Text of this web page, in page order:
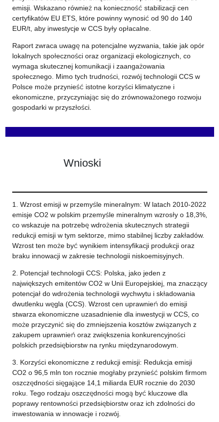
emisji. Wskazano również na konieczność stabilizacji cen
certyfikatów EU ETS, które powinny wynosić od 90 do 140
EUR/t, aby inwestycje w CCS były opłacalne.
Raport zwraca uwagę na potencjalne wyzwania, takie jak opór
lokalnych społeczności oraz organizacji ekologicznych, co
wymaga skutecznej komunikacji i zaangażowania
społecznego. Mimo tych trudności, rozwój technologii CCS w
Polsce może przynieść istotne korzyści klimatyczne i
ekonomiczne, przyczyniając się do zrównoważonego rozwoju
gospodarki w przyszłości.
Wnioski
1. Wzrost emisji w przemyśle mineralnym: W latach 2010-2022
emisje CO2 w polskim przemyśle mineralnym wzrosły o 18,3%,
co wskazuje na potrzebę wdrożenia skutecznych strategii
redukcji emisji w tym sektorze, mimo stabilnej liczby zakładów.
Wzrost ten może być wynikiem intensyfikacji produkcji oraz
braku innowacji w zakresie technologii niskoemisyjnych.
2. Potencjał technologii CCS: Polska, jako jeden z
największych emitentów CO2 w Unii Europejskiej, ma znaczący
potencjał do wdrożenia technologii wychwytu i składowania
dwutlenku węgla (CCS). Wzrost cen uprawnień do emisji
stwarza ekonomiczne uzasadnienie dla inwestycji w CCS, co
może przyczynić się do zmniejszenia kosztów związanych z
zakupem uprawnień oraz zwiększenia konkurencyjności
polskich przedsiębiorstw na rynku międzynarodowym.
3. Korzyści ekonomiczne z redukcji emisji: Redukcja emisji
CO2 o 96,5 mln ton rocznie mogłaby przynieść polskim firmom
oszczędności sięgające 14,1 miliarda EUR rocznie do 2030
roku. Tego rodzaju oszczędności mogą być kluczowe dla
poprawy rentowności przedsiębiorstw oraz ich zdolności do
inwestowania w innowacje i rozwój.